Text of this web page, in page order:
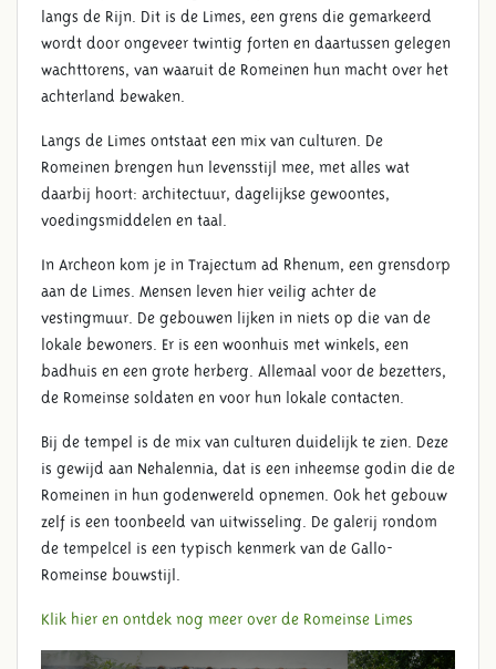
langs de Rijn. Dit is de Limes, een grens die gemarkeerd
wordt door ongeveer twintig forten en daartussen gelegen
wachttorens, van waaruit de Romeinen hun macht over het
achterland bewaken.
Langs de Limes ontstaat een mix van culturen. De
Romeinen brengen hun levensstijl mee, met alles wat
daarbij hoort: architectuur, dagelijkse gewoontes,
voedingsmiddelen en taal.
In Archeon kom je in Trajectum ad Rhenum, een grensdorp
aan de Limes. Mensen leven hier veilig achter de
vestingmuur. De gebouwen lijken in niets op die van de
lokale bewoners. Er is een woonhuis met winkels, een
badhuis en een grote herberg. Allemaal voor de bezetters,
de Romeinse soldaten en voor hun lokale contacten.
Bij de tempel is de mix van culturen duidelijk te zien. Deze
is gewijd aan Nehalennia, dat is een inheemse godin die de
Romeinen in hun godenwereld opnemen. Ook het gebouw
zelf is een toonbeeld van uitwisseling. De galerij rondom
de tempelcel is een typisch kenmerk van de Gallo-
Romeinse bouwstijl.
Klik hier en ontdek nog meer over de Romeinse Limes